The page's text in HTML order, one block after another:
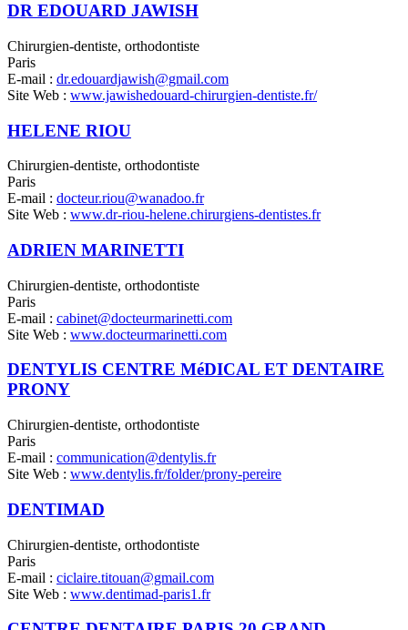
DR EDOUARD JAWISH
Chirurgien-dentiste, orthodontiste
Paris
E-mail : dr.edouardjawish@gmail.com
Site Web : www.jawishedouard-chirurgien-dentiste.fr/
HELENE RIOU
Chirurgien-dentiste, orthodontiste
Paris
E-mail : docteur.riou@wanadoo.fr
Site Web : www.dr-riou-helene.chirurgiens-dentistes.fr
ADRIEN MARINETTI
Chirurgien-dentiste, orthodontiste
Paris
E-mail : cabinet@docteurmarinetti.com
Site Web : www.docteurmarinetti.com
DENTYLIS CENTRE MéDICAL ET DENTAIRE
PRONY
Chirurgien-dentiste, orthodontiste
Paris
E-mail : communication@dentylis.fr
Site Web : www.dentylis.fr/folder/prony-pereire
DENTIMAD
Chirurgien-dentiste, orthodontiste
Paris
E-mail : ciclaire.titouan@gmail.com
Site Web : www.dentimad-paris1.fr